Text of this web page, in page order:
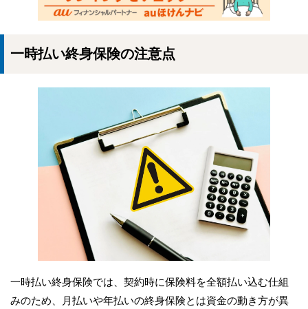
一時払い終身保険の注意点
一時払い終身保険では、契約時に保険料を全額払い込む仕組
みのため、月払いや年払いの終身保険とは資金の動き方が異